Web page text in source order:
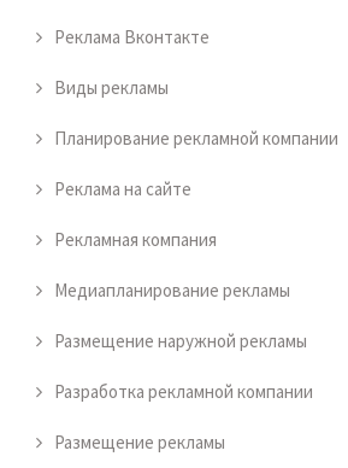
Реклама Вконтакте
Виды рекламы
Планирование рекламной компании
Реклама на сайте
Рекламная компания
Медиапланирование рекламы
Размещение наружной рекламы
Разработка рекламной компании
Размещение рекламы